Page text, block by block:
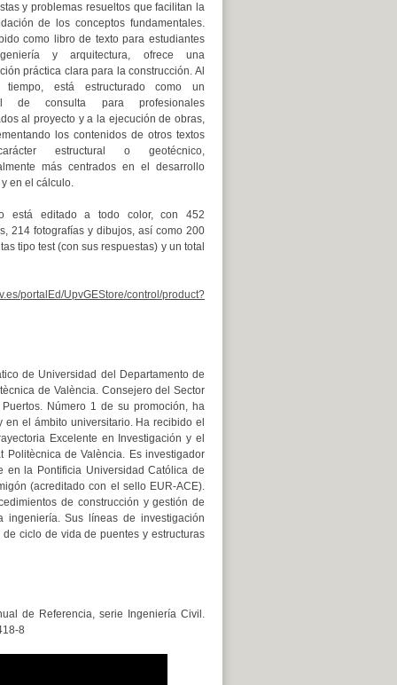
y problemas resueltos que facilitan la
de los conceptos fundamentales.
como libro de texto para estudiantes
y arquitectura, ofrece una
práctica clara para la construcción. Al
tiempo, está estructurado como un
de consulta para profesionales
al proyecto y a la ejecución de obras,
los contenidos de otros textos
estructural o geotécnico,
más centrados en el desarrollo
en el cálculo.
está editado a todo color, con 452
214 fotografías y dibujos, así como 200
tipo test (con sus respuestas) y un total
portalEd/UpvGEStore/control/product?
de Universidad del Departamento de
de València. Consejero del Sector
Número 1 de su promoción, ha
el ámbito universitario. Ha recibido el
Excelente en Investigación y el
Politècnica de València. Es investigador
en la Pontificia Universidad Católica de
(acreditado con el sello EUR-ACE).
de construcción y gestión de
Sus líneas de investigación
ciclo de vida de puentes y estructuras
de Referencia, serie Ingeniería Civil.
8